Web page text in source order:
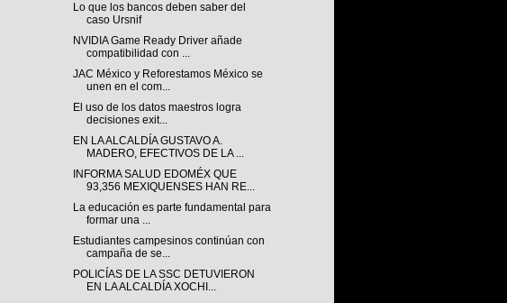
Lo que los bancos deben saber del
caso Ursnif
NVIDIA Game Ready Driver añade
compatibilidad con ...
JAC México y Reforestamos México se
unen en el com...
El uso de los datos maestros logra
decisiones exit...
EN LA ALCALDÍA GUSTAVO A.
MADERO, EFECTIVOS DE LA ...
INFORMA SALUD EDOMÉX QUE
93,356 MEXIQUENSES HAN RE...
La educación es parte fundamental para
formar una ...
Estudiantes campesinos continúan con
campaña de se...
POLICÍAS DE LA SSC DETUVIERON
EN LA ALCALDÍA XOCHI...